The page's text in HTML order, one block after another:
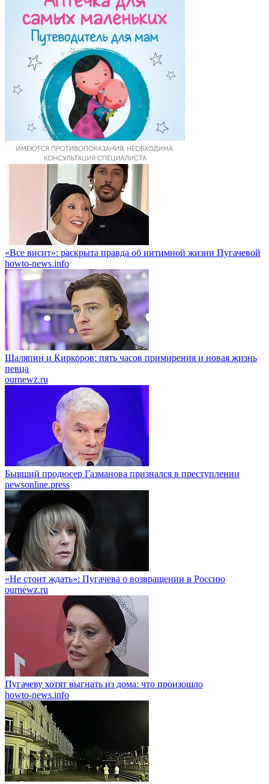
«Все висит»: раскрыта правда об интимной жизни Пугачевой
howto-news.info
Шаляпин и Киркоров: пять часов примирения и новая жизнь
певца
ournewz.ru
Бывший продюсер Газманова признался в преступлении
newsonline.press
«Не стоит ждать»: Пугачева о возвращении в Россию
ournewz.ru
Пугачеву хотят выгнать из дома: что произошло
howto-news.info